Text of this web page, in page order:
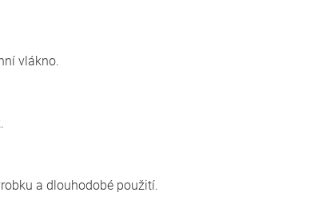
vlákno.
a dlouhodobé použití.